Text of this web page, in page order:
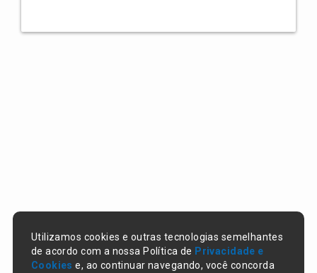
Utilizamos cookies e outras tecnologias semelhantes
de acordo com a nossa Política de Privacidade e
Cookies e, ao continuar navegando, você concorda